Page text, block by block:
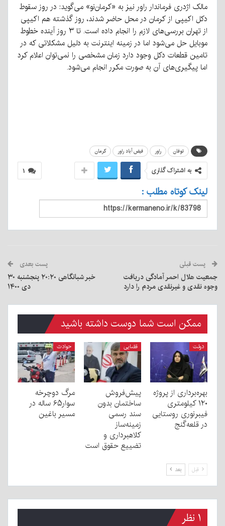
مالک اژدری فرماندار راور نیز به «کرمان‌نو» می‌گوید: در روز سقوط
دکل اکیپی از کرمان در محل حاضر شدند، روز گذشته هم اکیپی
از تهران بررسی‌های لازم را انجام داده است. تا ۳ روز آینده خطوط
موبایل حل می‌شود اما در زمینه اینترنت به دلیل مشکلاتی که در
تامین قطعات دکل وجود دارد زمان مشخصی را نمی‌توان اعلام کرد
اما پیگیری‌های آن به صورت مکرر انجام می‌شود.
توفان راور فیض آباد راور کرمان
۱ به اشتراک گذاری
لینک کوتاه مطلب :
پست قبلی
جمعیت هلال احمر آمادگی دریافت
وجوه نقدی و غیرنقدی مردم را دارد
پست بعدی
خبر شبانگاهی ٢۰:٢٠ پنجشنبه ۳۰
دی ۱۴۰۰
ممکن است شما دوست داشته باشید
دولت
بهره‌برداری از پروژه
۱۲۰ کیلومتری
فیبرنوری روستایی
در قلعه‌گنج
قضایی
پیش‌فروش
ساختمان بدون
سند رسمی
زمینه‌ساز
کلاهبرداری و
تضییع حقوق است
حوادث
مرگ دوچرخه
سوار۶۵ ساله در
مسیر باغین
قبل بعد
۱ نظر